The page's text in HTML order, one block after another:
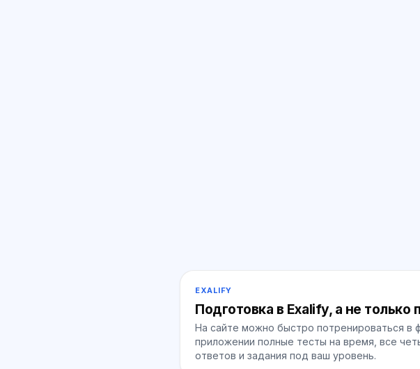
EXALIFY
Подготовка в Exalify, а не только
На сайте можно быстро потренироваться в
приложении полные тесты на время, все
ответов и задания под ваш уровень.